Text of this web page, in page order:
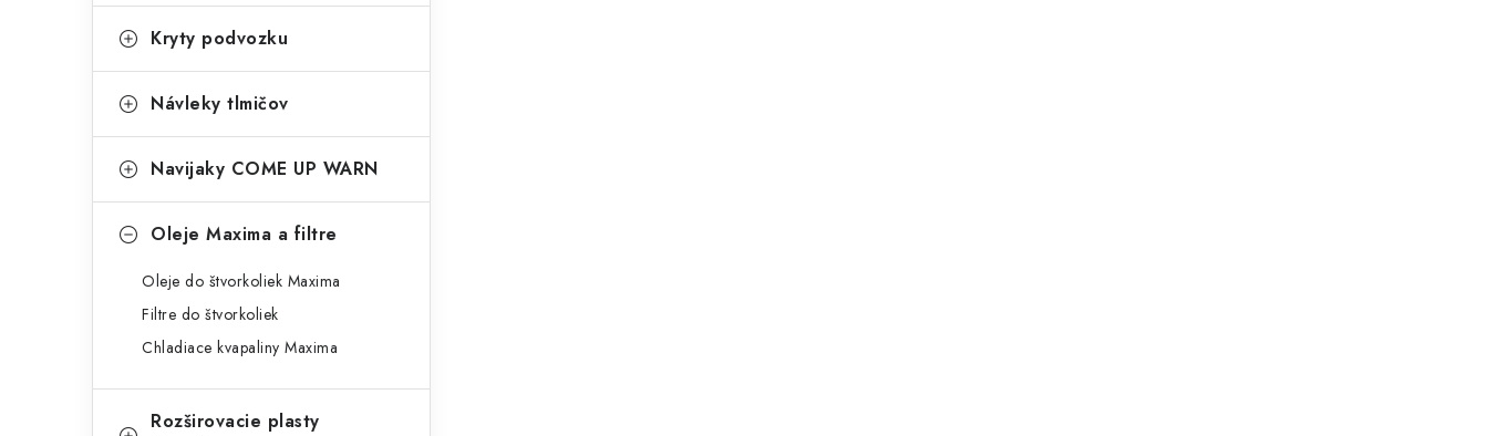
Kryty podvozku
Návleky tlmičov
Navijaky COME UP WARN
Oleje Maxima a filtre
Oleje do štvorkoliek Maxima
Filtre do štvorkoliek
Chladiace kvapaliny Maxima
Rozširovacie plasty